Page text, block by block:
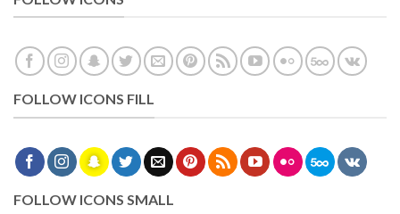
FOLLOW ICONS FILL
FOLLOW ICONS SMALL